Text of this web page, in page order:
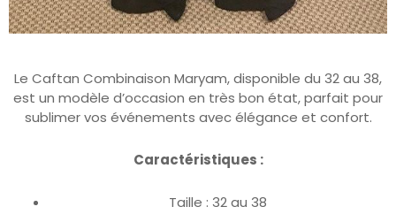
Le Caftan Combinaison Maryam, disponible du 32 au 38,
est un modèle d’occasion en très bon état, parfait pour
sublimer vos événements avec élégance et confort.
Caractéristiques :
Taille : 32 au 38